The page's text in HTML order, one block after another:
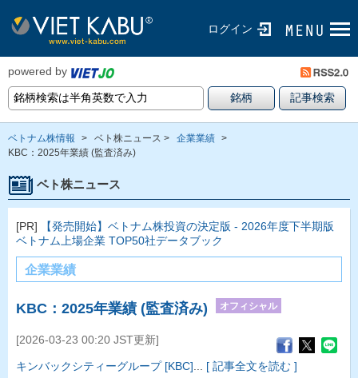
ログイン
powered by
ベトナム株情報 > ベト株ニュース > 企業業績 >
KBC：2025年業績 (監査済み)
ベト株ニュース
[PR]
【発売開始】ベトナム株投資の決定版 - 2026年度下半期版
ベトナム上場企業 TOP50社データブック
企業業績
KBC：2025年業績 (監査済み) オフィシャル
[2026-03-23 00:20 JST更新]
キンバックシティーグループ [KBC] [ 記事全文を読む ]